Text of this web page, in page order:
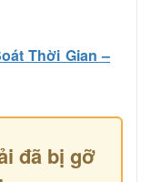
Thời Gian –
đã bị gỡ